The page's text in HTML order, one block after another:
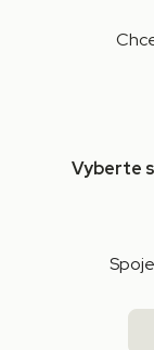
Vyberte